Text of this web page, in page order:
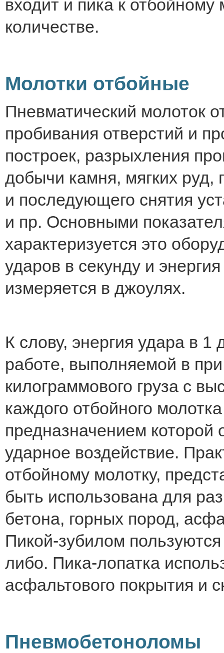
входит и пика к
количестве.
Молотки отбойные
Пневматический молоток
пробивания отверстий и
построек, разрыхления
добычи камня, мягких руд,
и последующего снятия
и пр. Основными
характеризуется это
ударов в секунду и
измеряется в джоулях.
К слову, энергия удара в
работе, выполняемой в
килограммового груза с
каждого отбойного
предназначением которой
ударное воздействие.
отбойному молотку,
быть использована для
бетона, горных пород,
Пикой-зубилом
либо. Пика-лопатка
асфальтового покрытия и
Пневмобетоноломы